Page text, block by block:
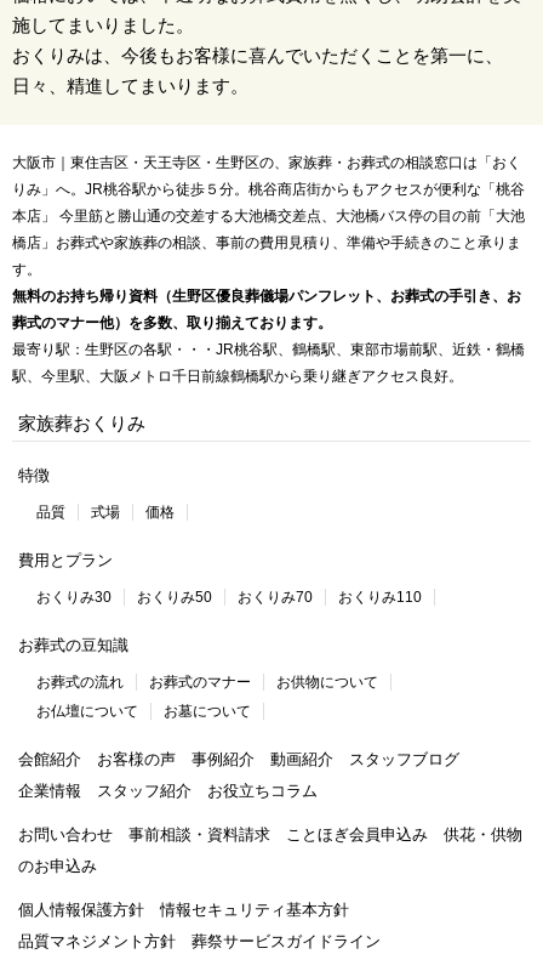
施してまいりました。
おくりみは、今後もお客様に喜んでいただくことを第一に、
日々、精進してまいります。
大阪市｜東住吉区・天王寺区・生野区の、家族葬・お葬式の相談窓口は「おく
りみ」へ。JR桃谷駅から徒歩５分。桃谷商店街からもアクセスが便利な「桃谷
本店」 今里筋と勝山通の交差する大池橋交差点、大池橋バス停の目の前「大池
橋店」お葬式や家族葬の相談、事前の費用見積り、準備や手続きのこと承りま
す。
無料のお持ち帰り資料（生野区優良葬儀場パンフレット、お葬式の手引き、お
葬式のマナー他）を多数、取り揃えております。
最寄り駅：生野区の各駅・・・JR桃谷駅、鶴橋駅、東部市場前駅、近鉄・鶴橋
駅、今里駅、大阪メトロ千日前線鶴橋駅から乗り継ぎアクセス良好。
家族葬おくりみ
特徴
品質 式場 価格
費用とプラン
おくりみ30 おくりみ50 おくりみ70 おくりみ110
お葬式の豆知識
お葬式の流れ お葬式のマナー
お供物について
お仏壇について
お墓について
会館紹介 お客様の声 事例紹介 動画紹介
スタッフブログ
企業情報
スタッフ紹介 お役立ちコラム
お問い合わせ 事前相談・資料請求 ことほぎ会員申込み
供花・供物
のお申込み
個人情報保護方針
情報セキュリティ基本方針
品質マネジメント方針
葬祭サービスガイドライン